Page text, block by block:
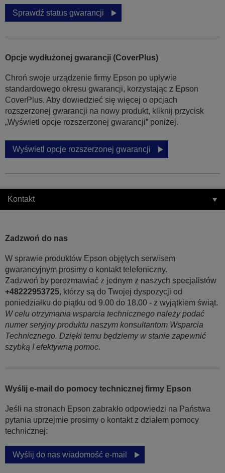
Sprawdź status gwarancji
Opcje wydłużonej gwarancji (CoverPlus)
Chroń swoje urządzenie firmy Epson po upływie
standardowego okresu gwarancji, korzystając z Epson
CoverPlus. Aby dowiedzieć się więcej o opcjach
rozszerzonej gwarancji na nowy produkt, kliknij przycisk
„Wyświetl opcje rozszerzonej gwarancji” poniżej.
Wyświetl opcje rozszerzonej gwarancji
Kontakt
Zadzwoń do nas
W sprawie produktów Epson objętych serwisem
gwarancyjnym prosimy o kontakt telefoniczny.
Zadzwoń by porozmawiać z jednym z naszych specjalistów
+48222953725, którzy są do Twojej dyspozycji od
poniedziałku do piątku od 9.00 do 18.00 - z wyjątkiem świąt.
W celu otrzymania wsparcia technicznego należy podać
numer seryjny produktu naszym konsultantom Wsparcia
Technicznego. Dzięki temu będziemy w stanie zapewnić
szybką I efektywną pomoc.
Wyślij e-mail do pomocy technicznej firmy Epson
Jeśli na stronach Epson zabrakło odpowiedzi na Państwa
pytania uprzejmie prosimy o kontakt z działem pomocy
technicznej:
Wyślij do nas wiadomość e-mail